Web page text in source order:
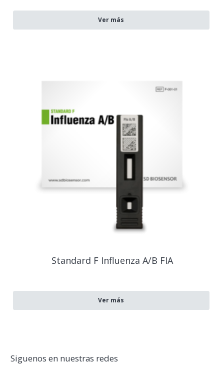
Ver más
Standard F Influenza A/B FIA
Ver más
Siguenos en nuestras redes